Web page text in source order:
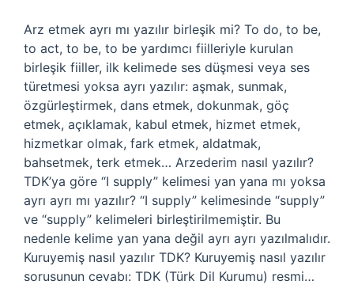
Arz etmek ayrı mı yazılır birleşik mi? To do, to be,
to act, to be, to be yardımcı fiilleriyle kurulan
birleşik fiiller, ilk kelimede ses düşmesi veya ses
türetmesi yoksa ayrı yazılır: aşmak, sunmak,
özgürleştirmek, dans etmek, dokunmak, göç
etmek, açıklamak, kabul etmek, hizmet etmek,
hizmetkar olmak, fark etmek, aldatmak,
bahsetmek, terk etmek… Arzederim nasıl yazılır?
TDK’ya göre “I supply” kelimesi yan yana mı yoksa
ayrı ayrı mı yazılır? “I supply” kelimesinde “supply”
ve “supply” kelimeleri birleştirilmemiştir. Bu
nedenle kelime yan yana değil ayrı ayrı yazılmalıdır.
Kuruyemiş nasıl yazılır TDK? Kuruyemiş nasıl yazılır
sorusunun cevabı: TDK (Türk Dil Kurumu) resmi…